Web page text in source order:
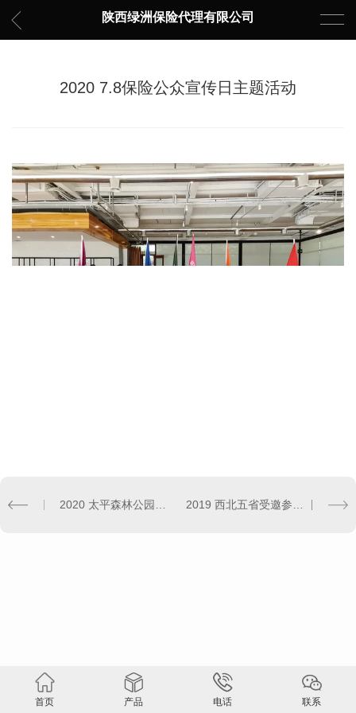
陕西绿洲保险代理有限公司
2020 7.8保险公众宣传日主题活动
首页 产品 电话 联系